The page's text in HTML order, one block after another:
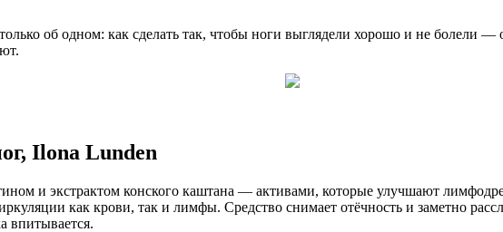
об одном: как сделать так, чтобы ноги выглядели хорошо и не болели
Ilona Lunden
и экстрактом конского каштана — активами, которые улучшают
как крови, так и лимфы. Средство снимает отёчность и заметно
впитывается.